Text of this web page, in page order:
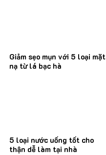
Giảm sẹo mụn với 5 loại mặt
nạ từ lá bạc hà
5 loại nước uống tốt cho
thận dễ làm tại nhà